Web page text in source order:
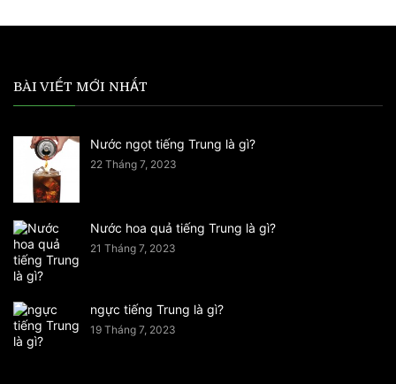
BÀI VIẾT MỚI NHẤT
Nước ngọt tiếng Trung là gì?
22 Tháng 7, 2023
Nước hoa quả tiếng Trung là gì?
21 Tháng 7, 2023
ngực tiếng Trung là gì?
19 Tháng 7, 2023